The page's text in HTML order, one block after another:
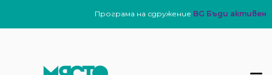
Програма на сдружение BG Бъди активен